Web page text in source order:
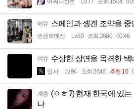
어쩌다한번 Lv.77 조회 1504
이슈 스페인과 솅겐 조약을
빈센트멧젠 Lv.60 조회 2680 00:46
이슈 수상한 장면을 목격한 택
입사 Lv.94 조회 2646 추천 10
계층 (ㅇㅎ?) 현재 한국에 있
나